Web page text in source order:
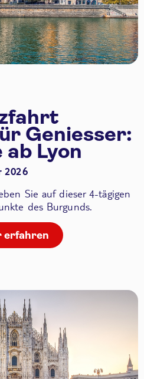
Geniesser:
Lyon
2026
Sie auf dieser 4-tägigen
des Burgunds.
erfahren